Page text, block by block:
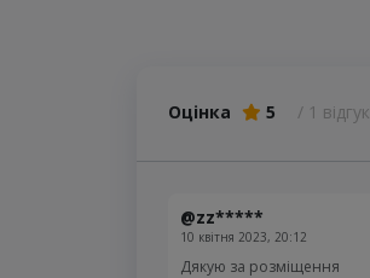
Оцінка 5 / 1 відгук
@zz*****
10 квітня 2023, 20:12
Дякую за розміщення